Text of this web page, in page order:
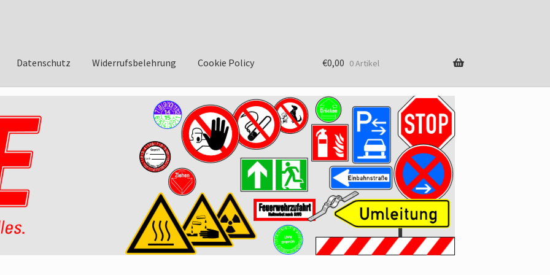
Datenschutz Widerrufsbelehrung Cookie Policy
Widerrufsbelehrung Impressum
€0,00 0 Artikel